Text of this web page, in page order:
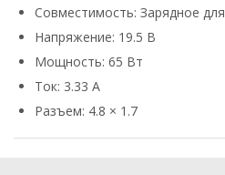
Совместимость: Зарядное для
Напряжение: 19.5 В
Мощность: 65 Вт
Ток: 3.33 А
Разъем: 4.8 × 1.7